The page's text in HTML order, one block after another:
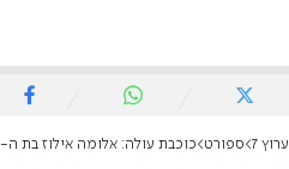
ערוץ 7 ספורט כוכבת עולה: אלומה אילוז בת ה-11 משקד זכתה בפעם השנייה ברציפות באליפות ישראל בג'ודו